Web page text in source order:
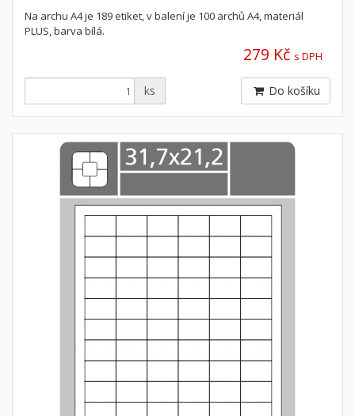
Na archu A4 je 189 etiket, v balení je 100 archů A4, materiál
PLUS, barva bílá.
279 Kč s DPH
ks Do košíku